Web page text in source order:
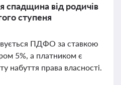
спадщина від родичів
ступеня
ПДФО за ставкою
5%, а платником є
набуття права власності.